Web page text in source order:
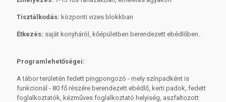
Tisztálkodás: központi vizes blokkban
Étkezés: saját konyháról, kőépületben berendezett ebédlőben.
Programlehetőségei:
A tábor területén fedett pingpongozó - mely színpadként is
funkcionál - 80 fő részére berendezett ebédlő, kerti padok, fedett
foglalkoztatók, kézműves foglalkoztató helyiség, aszfaltozott